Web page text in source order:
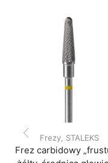
Frezy, STALEKS
Frez carbidowy